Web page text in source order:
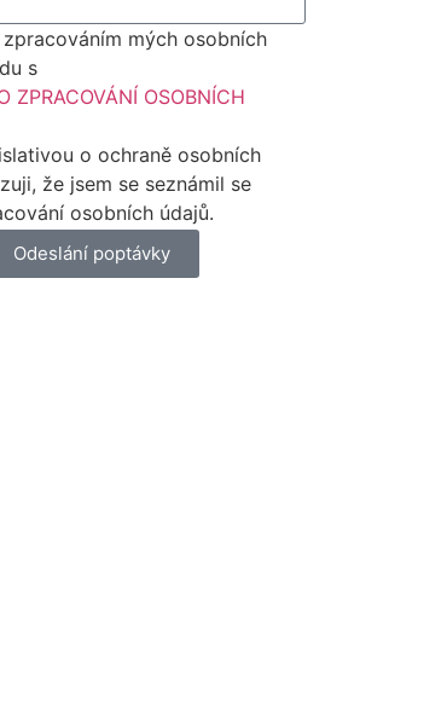
zpracováním mých osobních
s
ZPRACOVÁNÍ OSOBNÍCH
o ochraně osobních
že jsem se seznámil se
osobních údajů.
Odeslání poptávky